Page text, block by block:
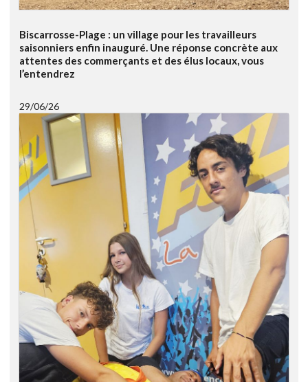
Biscarrosse-Plage : un village pour les travailleurs
saisonniers enfin inauguré. Une réponse concrète aux
attentes des commerçants et des élus locaux, vous
l’entendrez
29/06/26